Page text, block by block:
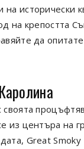
исторически
на крепостта
да
из центъра на
Great Smoky